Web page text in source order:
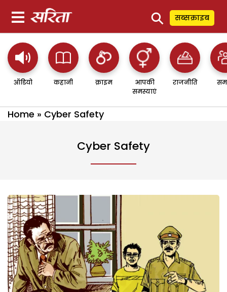
⚲ सब्सक्राइब
ऑडियो कहानी क्राइम
आपकी
समस्याएं
राजनीति
Home » Cyber Safety
Cyber Safety